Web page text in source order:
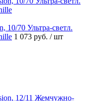
10/70 Ультра-светл.
1 073 руб. / шт